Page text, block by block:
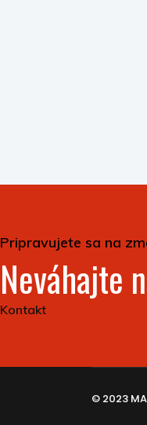
Pripravujete sa na
Neváhajte
Kontakt
© 2023